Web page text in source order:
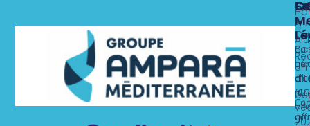
un
x
dit